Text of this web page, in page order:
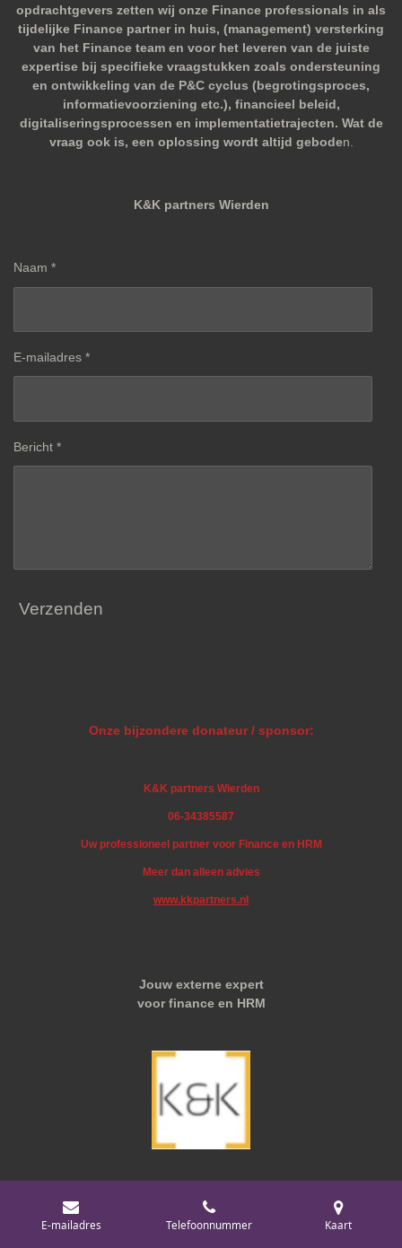
opdrachtgevers zetten wij onze Finance professionals in als
tijdelijke Finance partner in huis, (management) versterking
van het Finance team en voor het leveren van de juiste
expertise bij specifieke vraagstukken zoals ondersteuning
en ontwikkeling van de P&C cyclus (begrotingsproces,
informatievoorziening etc.), financieel beleid,
digitaliseringsprocessen en implementatietrajecten. Wat de
vraag ook is, een oplossing wordt altijd geboden.
K&K partners Wierden
Naam *
E-mailadres *
Bericht *
Verzenden
Onze bijzondere donateur / sponsor:
K&K partners Wierden
06-34385587
Uw professioneel partner voor Finance en HRM
Meer dan alleen advies
www.kkpartners.nl
Jouw externe expert
voor finance en HRM
E-mailadres Telefoonnummer Kaart